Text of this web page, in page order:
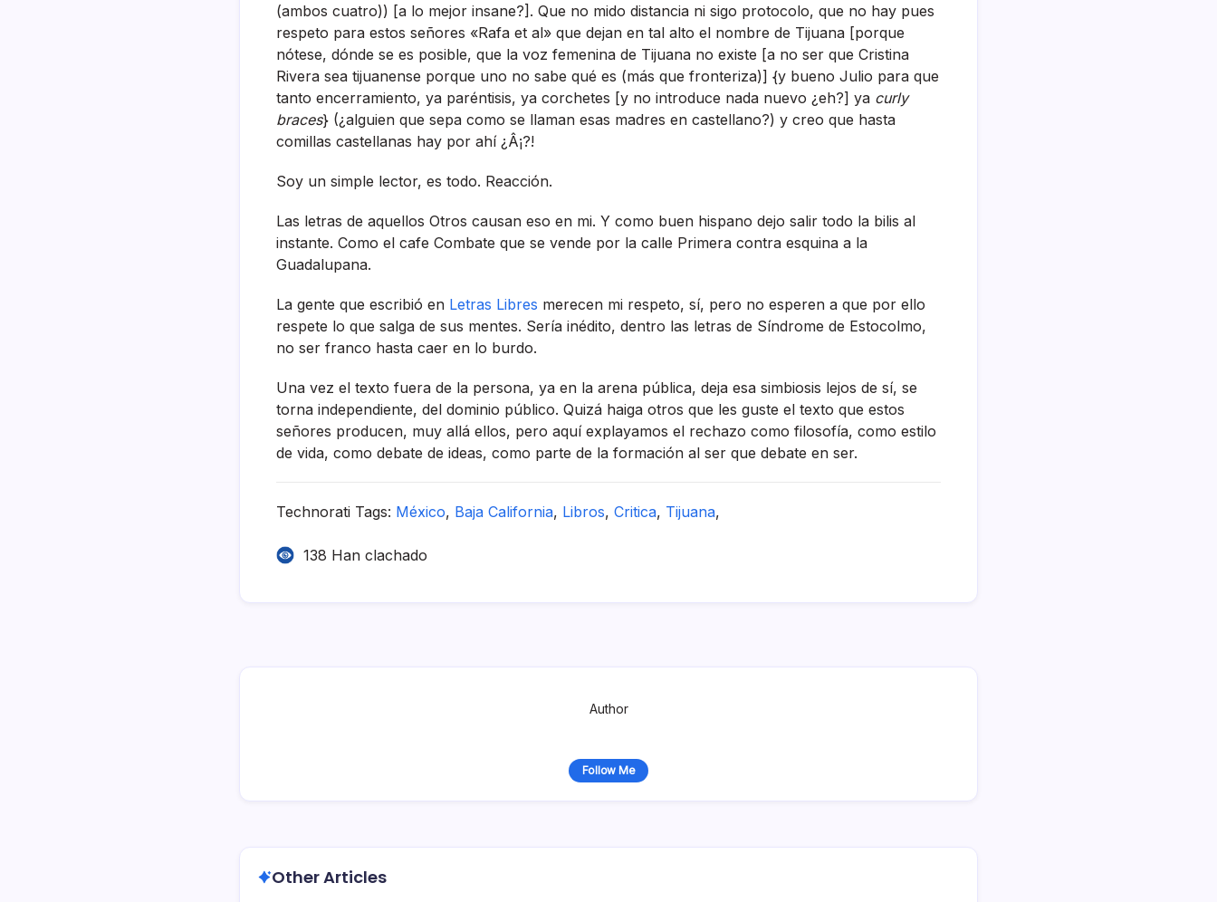
(ambos cuatro)) [a lo mejor insane?]. Que no mido distancia ni sigo protocolo, que no hay pues
respeto para estos señores «Rafa et al» que dejan en tal alto el nombre de Tijuana [porque
nótese, dónde se es posible, que la voz femenina de Tijuana no existe [a no ser que Cristina
Rivera sea tijuanense porque uno no sabe qué es (más que fronteriza)] {y bueno Julio para que
tanto encerramiento, ya paréntisis, ya corchetes [y no introduce nada nuevo ¿eh?] ya curly
braces} (¿alguien que sepa como se llaman esas madres en castellano?) y creo que hasta
comillas castellanas hay por ahí­ ¿Â¡?!
Soy un simple lector, es todo. Reacción.
Las letras de aquellos Otros causan eso en mi. Y como buen hispano dejo salir todo la bilis al
instante. Como el cafe Combate que se vende por la calle Primera contra esquina a la
Guadalupana.
La gente que escribió en Letras Libres merecen mi respeto, sí­, pero no esperen a que por ello
respete lo que salga de sus mentes. Serí­a inédito, dentro las letras de Sí­ndrome de Estocolmo,
no ser franco hasta caer en lo burdo.
Una vez el texto fuera de la persona, ya en la arena pública, deja esa simbiosis lejos de sí­, se
torna independiente, del dominio público. Quizá haiga otros que les guste el texto que estos
señores producen, muy allá ellos, pero aquí­ explayamos el rechazo como filosofí­a, como estilo
de vida, como debate de ideas, como parte de la formación al ser que debate en ser.
Technorati Tags: México, Baja California, Libros, Critica, Tijuana,
138 Han clachado
Author
Follow Me
Other Articles